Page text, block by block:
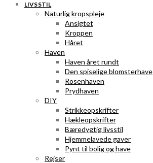
LIVSSTIL
Naturlig kropspleje
Ansigtet
Kroppen
Håret
Haven
Haven året rundt
Den spiselige blomsterhave
Rosenhaven
Prydhaven
DIY
Strikkeopskrifter
Hækleopskrifter
Bæredygtig livsstil
Hjemmelavede gaver
Pynt til bolig og have
Rejser